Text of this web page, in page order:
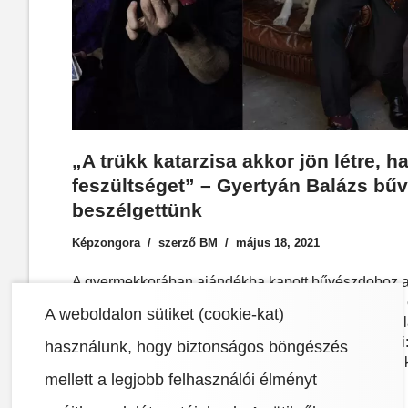
A weboldalon sütiket (cookie-kat)
használunk, hogy biztonságos böngészés
mellett a legjobb felhasználói élményt
„A trükk katarzisa akkor jön létre,
feszültséget” – Gyertyán Balázs
beszélgettünk
Képzongora szerző BM május 18, 2021
A gyermekkorában ajándékba kapott bűvészdoboz
kíváncsisága csillapítására, de Gyertyán
lökést a bűvészetben való elmélyüléshez. Azóta
stílusát, ráadásul a műfaj határait is bátran
stand-up mentalistaként is bemutatkozott. Ugyan
védelmében…Read More »